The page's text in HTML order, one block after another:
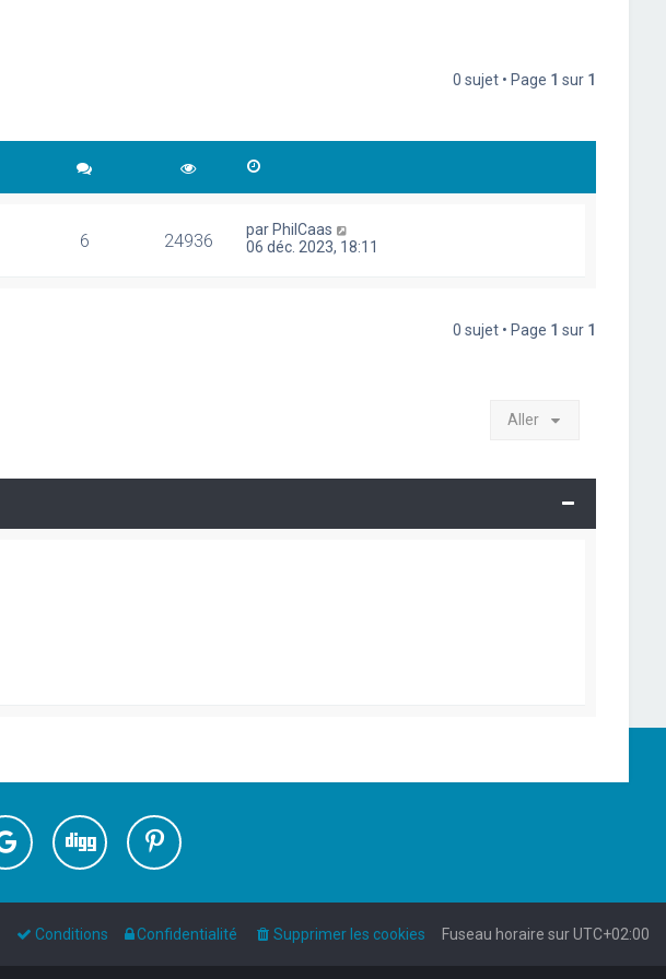
0 sujet • Page 1 sur 1
6 24936 par PhilCaas
06 déc. 2023, 18:11
0 sujet • Page 1 sur 1
Aller
Fuseau horaire surUTC+02:00
Supprimer les cookies
Confidentialité
Conditions